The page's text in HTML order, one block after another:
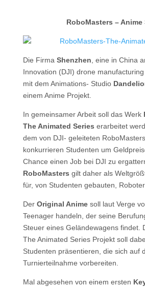
RoboMasters – Anime
Die Firma Shenzhen, eine in China
Innovation (DJI) drone
mit dem Animations- Studio
einem Anime Projekt.
In gemeinsamer Arbeit soll das Werk
The Animated Series erarbeitet
dem von DJI- geleiteten
konkurrieren Studenten um
Chance einen Job bei DJI zu
RoboMasters gilt daher als
für, von Studenten gebauten,
Der Original Animesoll laut Verge
Teenager handeln, der seine
Steuer eines Geländewagens findet.
The Animated Series Projekt soll
Studenten präsentieren, die sich auf
Turnierteilnahme vorbereiten.
Mal abgesehen von einem ersten